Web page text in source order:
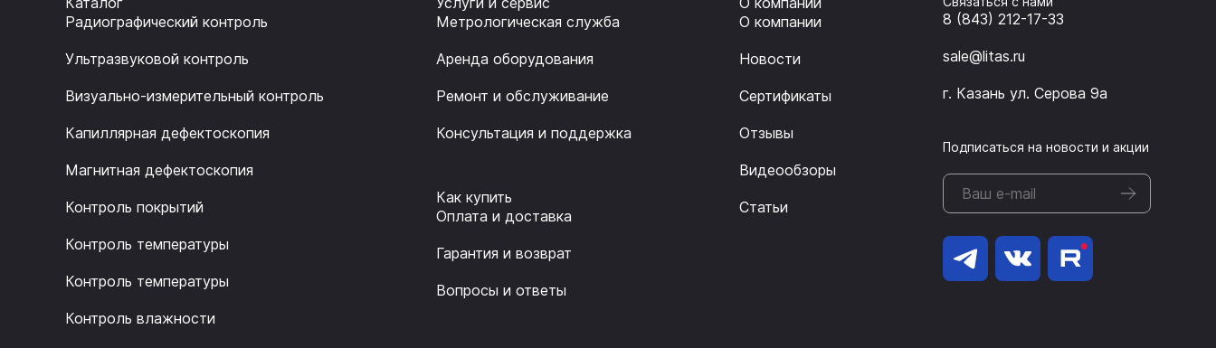
Радиографический контроль
Ультразвуковой контроль
Визуально-измерительный контроль
Капиллярная дефектоскопия
Магнитная дефектоскопия
Контроль покрытий
Контроль температуры
Контроль температуры
Контроль влажности
Метрологическая служба
Аренда оборудования
Ремонт и обслуживание
Консультация и поддержка
Как купить
Оплата и доставка
Гарантия и возврат
Вопросы и ответы
О компании
Новости
Сертификаты
Отзывы
Видеообзоры
Статьи
8 (843) 212-17-33
sale@litas.ru
г. Казань ул. Серова 9а
Подписаться на новости и акции